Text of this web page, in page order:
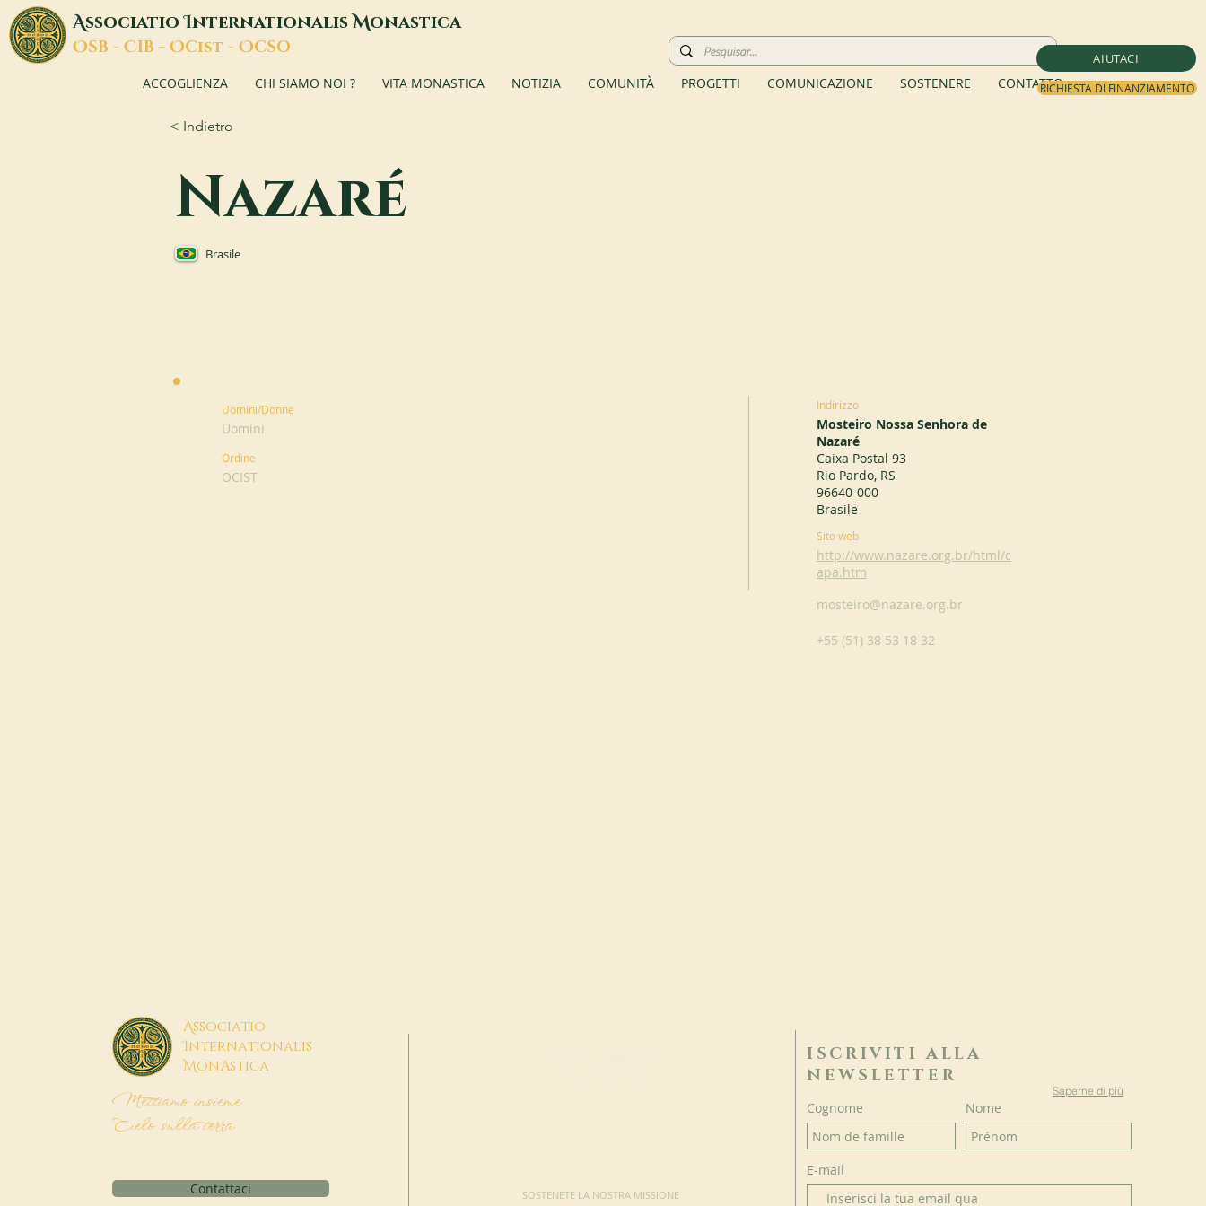
AIUTACI
RICHIESTA DI FINANZIAMENTO
AssociatioInternationalisMonastica
OSB - CIB - OCist - OCSO
ACCOGLIENZA CHI SIAMO NOI ? VITA MONASTICA NOTIZIA COMUNITÀ PROGETTI COMUNICAZIONE SOSTENERE CONTATTO
< Indietro
Nazaré
Brasile
Uomini/Donne
Uomini
Ordine
OCIST
Indirizzo
Mosteiro Nossa Senhora de
Nazaré
Caixa Postal 93
Rio Pardo, RS
96640-000
Brasile
Sito web
http://www.nazare.org.br/html/c
apa.htm
mosteiro@nazare.org.br
+55 (51) 38 53 18 32
Associatio
Internationalis
MonAstica
Mettiamo insieme
Cielo sulla terra
Contattaci SOSTENETE LA NOSTRA MISSIONE
ISCRIVITI ALLA
NEWSLETTER
Saperne di più
Cognome Nome
E-mail